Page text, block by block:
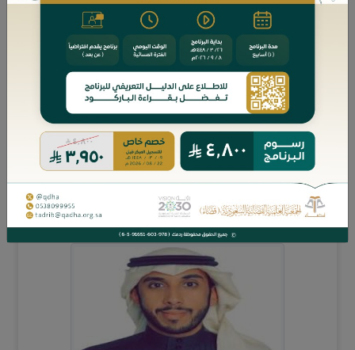
الدكتور المحامي/ حمد بن محمد الرزين
قاض سابق في القضاء العام. خبير في الأنظمة العدلية. يحمل
شهادة التحكيم التجاري الدولي من مركز القاهرة للتحكيم التجاري.
محكم معتمد من المركز السعودي للتحكيم ...